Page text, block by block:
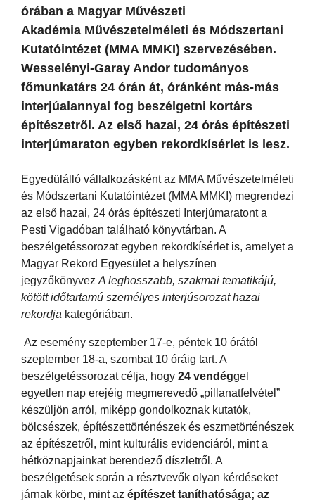
órában a Magyar Művészeti
Akadémia Művészetelméleti és Módszertani
Kutatóintézet (MMA MMKI) szervezésében.
Wesselényi-Garay Andor tudományos
főmunkatárs 24 órán át, óránként más-más
interjúalannyal fog beszélgetni kortárs
építészetről. Az első hazai, 24 órás építészeti
interjúmaraton egyben rekordkísérlet is lesz.
Egyedülálló vállalkozásként az MMA Művészetelméleti
és Módszertani Kutatóintézet (MMA MMKI) megrendezi
az első hazai, 24 órás építészeti Interjúmaratont a
Pesti Vigadóban található könyvtárban. A
beszélgetéssorozat egyben rekordkísérlet is, amelyet a
Magyar Rekord Egyesület a helyszínen
jegyzőkönyvez A leghosszabb, szakmai tematikájú,
kötött időtartamú személyes interjúsorozat hazai
rekordja kategóriában.
Az esemény szeptember 17-e, péntek 10 órától
szeptember 18-a, szombat 10 óráig tart. A
beszélgetéssorozat célja, hogy 24 vendéggel
egyetlen nap erejéig megmerevedő „pillanatfelvétel”
készüljön arról, miképp gondolkoznak kutatók,
bölcsészek, építészettörténészek és eszmetörténészek
az építészetről, mint kulturális evidenciáról, mint a
hétköznapjainkat berendező díszletről. A
beszélgetések során a résztvevők olyan kérdéseket
járnak körbe, mint az építészet taníthatósága; az